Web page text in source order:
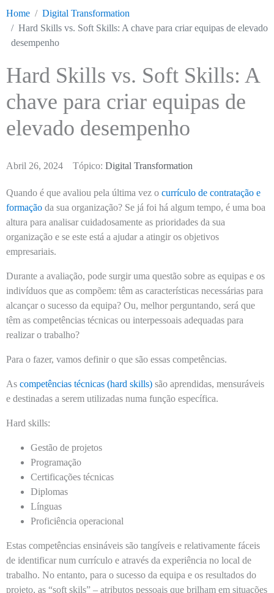
Home
Digital Transformation
Hard Skills vs. Soft Skills: A chave para criar equipas de elevado
desempenho
Hard Skills vs. Soft Skills: A
chave para criar equipas de
elevado desempenho
Abril 26, 2024 Tópico: Digital Transformation
Quando é que avaliou pela última vez o currículo de contratação e
formação da sua organização? Se já foi há algum tempo, é uma boa
altura para analisar cuidadosamente as prioridades da sua
organização e se este está a ajudar a atingir os objetivos
empresariais.
Durante a avaliação, pode surgir uma questão sobre as equipas e os
indivíduos que as compõem: têm as características necessárias para
alcançar o sucesso da equipa? Ou, melhor perguntando, será que
têm as competências técnicas ou interpessoais adequadas para
realizar o trabalho?
Para o fazer, vamos definir o que são essas competências.
As competências técnicas (hard skills) são aprendidas, mensuráveis
e destinadas a serem utilizadas numa função específica.
Hard skills:
Gestão de projetos
Programação
Certificações técnicas
Diplomas
Línguas
Proficiência operacional
Estas competências ensináveis são tangíveis e relativamente fáceis
de identificar num currículo e através da experiência no local de
trabalho. No entanto, para o sucesso da equipa e os resultados do
projeto, as “soft skils” – atributos pessoais que brilham em situações